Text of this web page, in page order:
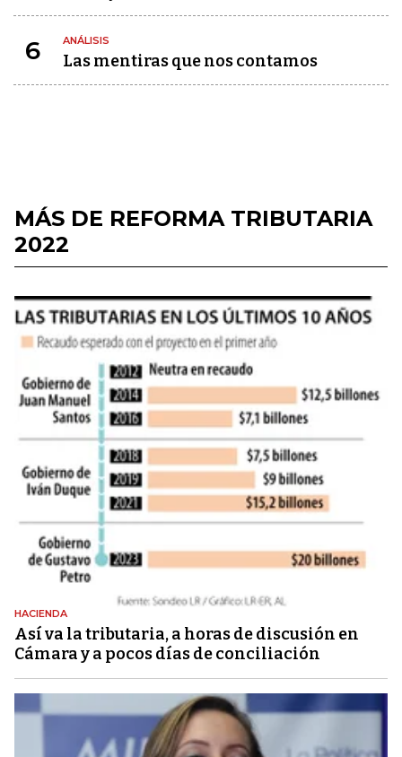
6 ANÁLISIS
Las mentiras que nos contamos
MÁS DE REFORMA TRIBUTARIA
2022
HACIENDA
Así va la tributaria, a horas de discusión en
Cámara y a pocos días de conciliación